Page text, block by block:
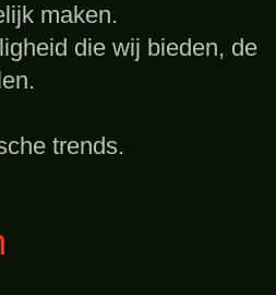
maken.
die wij bieden, de
trends.